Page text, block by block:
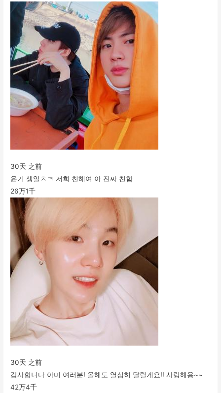
30天 之前
윤기 생일ㅊㅋ 저희 친해여 아 진짜 친함
26万1千
30天 之前
감사합니다 아미 여러분! 올해도 열심히 달릴게요!! 사랑해용~~
42万4千